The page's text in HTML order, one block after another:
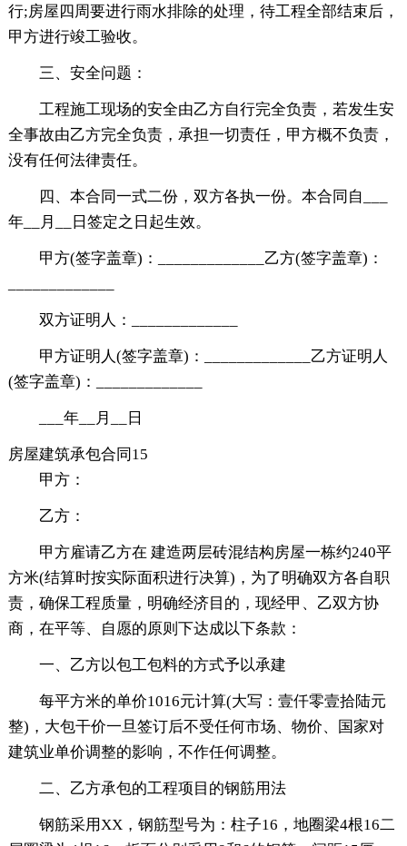
行;房屋四周要进行雨水排除的处理，待工程全部结束后，
甲方进行竣工验收。
三、安全问题：
工程施工现场的安全由乙方自行完全负责，若发生安
全事故由乙方完全负责，承担一切责任，甲方概不负责，
没有任何法律责任。
四、本合同一式二份，双方各执一份。本合同自___
年__月__日签定之日起生效。
甲方(签字盖章)：_____________乙方(签字盖章)：
双方证明人：_____________
甲方证明人(签字盖章)：_____________乙方证明人
(签字盖章)：_____________
___年__月__日
房屋建筑承包合同15
甲方：
乙方：
甲方雇请乙方在 建造两层砖混结构房屋一栋约240平
方米(结算时按实际面积进行决算)，为了明确双方各自职
责，确保工程质量，明确经济目的，现经甲、乙双方协
商，在平等、自愿的原则下达成以下条款：
一、乙方以包工包料的方式予以承建
每平方米的单价1016元计算(大写：壹仟零壹拾陆元
整)，大包干价一旦签订后不受任何市场、物价、国家对
建筑业单价调整的影响，不作任何调整。
二、乙方承包的工程项目的钢筋用法
钢筋采用XX，钢筋型号为：柱子16，地圈梁4根16二